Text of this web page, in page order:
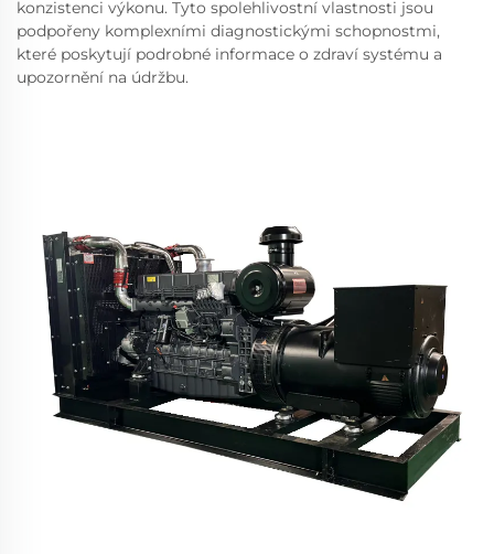
konzistenci výkonu. Tyto spolehlivostní vlastnosti jsou
podpořeny komplexními diagnostickými schopnostmi,
které poskytují podrobné informace o zdraví systému a
upozornění na údržbu.